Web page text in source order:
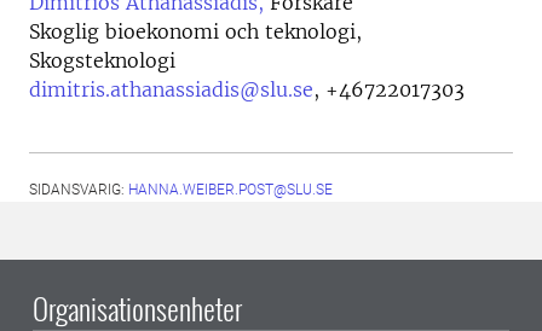
Skoglig bioekonomi och teknologi,
Skogsteknologi
dimitris.athanassiadis@slu.se, +46722017303
SIDANSVARIG: HANNA.WEIBER.POST@SLU.SE
Organisationsenheter